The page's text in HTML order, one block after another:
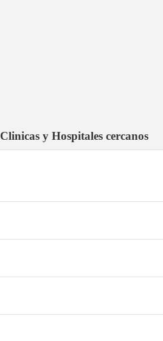
Clinicas y Hospitales cercanos